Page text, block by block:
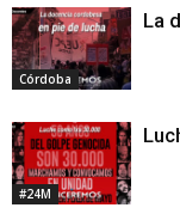
Córdoba
La
#24M